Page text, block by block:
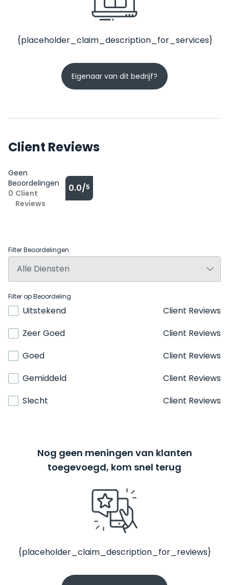
{placeholder_claim_description_for_services}
Eigenaar van dit bedrijf?
Client Reviews
Geen
Beoordelingen
0 Client
Reviews
0.0/5
Filter Beoordelingen
Filter op Beoordeling
Uitstekend
Client Reviews
Zeer Goed
Client Reviews
Goed
Client Reviews
Gemiddeld
Client Reviews
Slecht
Client Reviews
Nog geen meningen van klanten
toegevoegd, kom snel terug
{placeholder_claim_description_for_reviews}